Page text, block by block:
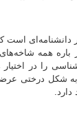
است
همه شاخه‌های
را در
شکل درختی